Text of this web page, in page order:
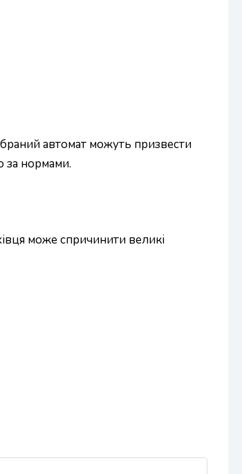
автомат можуть призвести
за нормами.
може спричинити великі